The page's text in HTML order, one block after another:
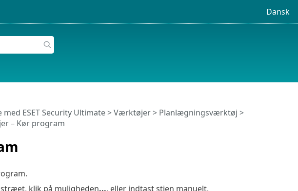
Dansk
med ESET Security Ultimate>Værktøjer> Planlægningsværktøj >
– Kør program
klik på muligheden..., eller indtast stien manuelt.